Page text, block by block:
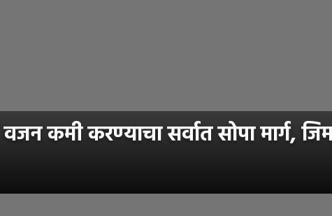
कमी करण्याचा सर्वात सोपा मार्ग,